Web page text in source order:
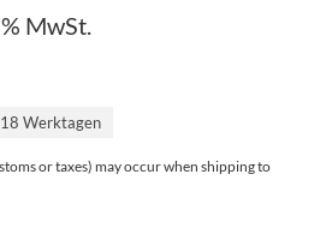
MwSt.
Werktagen
or taxes) may occur when shipping to